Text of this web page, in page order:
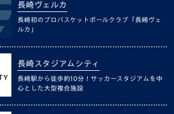
長崎ヴェルカ
長崎初のプロバスケットボールクラブ「長崎ヴェ
ルカ」
長崎スタジアムシティ
長崎駅から徒歩約10分！サッカースタジアムを中
心とした大型複合施設